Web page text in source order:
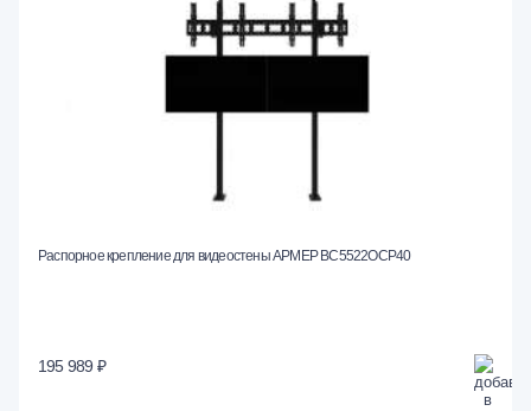
Распорное крепление для видеостены АРМЕР ВС5522ОСР40
195 989 ₽